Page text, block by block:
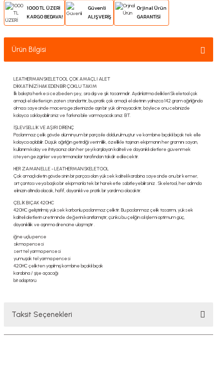
1000 TL ÜZERİ
KARGO BEDAVA!
Güvenli
ALIŞVERİŞ
Orjinal Ürün
GARANTİSİ
Ürün Bilgisi
LEATHERMAN SKELETOOL ÇOK AMAÇLI ALET
DİKKATİNİZİ HAK EDEN BİR ÇOKLU TAKIM
İlk bakışta herkesi cezbeden şey, sıra dışı ve şık tasarımıdır. Aydınlatma delikleri Skeletool çok
amaçlı el aletleri için zaten standarttır, bu pratik çok amaçlı el aletinin yalnızca 142 gram ağırlığında
olması sayesinde macera gezilerinizde aşırı bir yük olmayacaktır, böylece onu cebinizde
kolayca saklayabilirsiniz ve farkına bile varmayacaksınız. BT.
İŞLEVSELLİK VE AŞIRI DİRENÇ
Paslanmaz çelik gövde alüminyum bir parça ile doldurulmuştur ve kombine bıçaklı bıçak tek elle
kolayca açılabilir. Düşük ağırlığın getirdiği verimlilik, özellikle taşınan ekipmanın her gramını sayan,
kullanımı kolay ve ihtiyacınız olan her şeyi karşılayan kaliteli ve dayanıklı aletlere güvenmek
isteyen gezginler veya tırmanıcılar tarafından takdir edilecektir.
HER ZAMAN ELLE - LEATHERMAN SKELETOOL
Çok amaçlı aletin gövdesinin bir parçası olan yüksek kaliteli karabina sayesinde onu bir kemer,
sırt çantası veya başka bir ekipmanla tek bir hareketle sabitleyebilirsiniz . Skeletool, her adımda
elinizin altında olacak, hafif, dayanıklı ve pratik bir yardımcı olacaktır.
ÇELİK BIÇAK 420HC
420HC geliştirilmiş yüksek karbonlu paslanmaz çeliktir. Bu paslanmaz çelik tasarımı, yüksek
kaliteli aletlerin üretiminde değerini kanıtlamıştır; çünkü bu çeliğin ısıl işlemi optimum güç,
dayanıklılık ve aşınma direncine ulaşmıştır .
iğne uçlu pense
sıkma pensesi
sert tel yarma pensesi
yumuşak tel yarma pensesi
420HC çelikten yapılmış kombine bıçaklı bıçak
karabina / şişe açacağı
bit adaptörü
Taksit Seçenekleri